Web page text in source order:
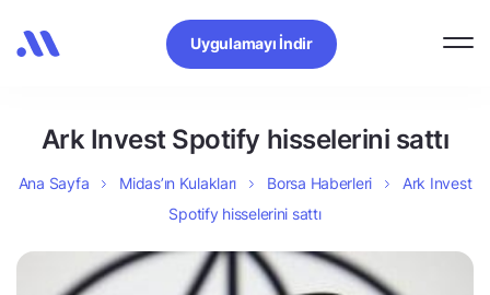
Uygulamayı İndir
Ark Invest Spotify hisselerini sattı
Ana Sayfa Midas’ın Kulakları Borsa Haberleri
Ark Invest
Spotify hisselerini sattı